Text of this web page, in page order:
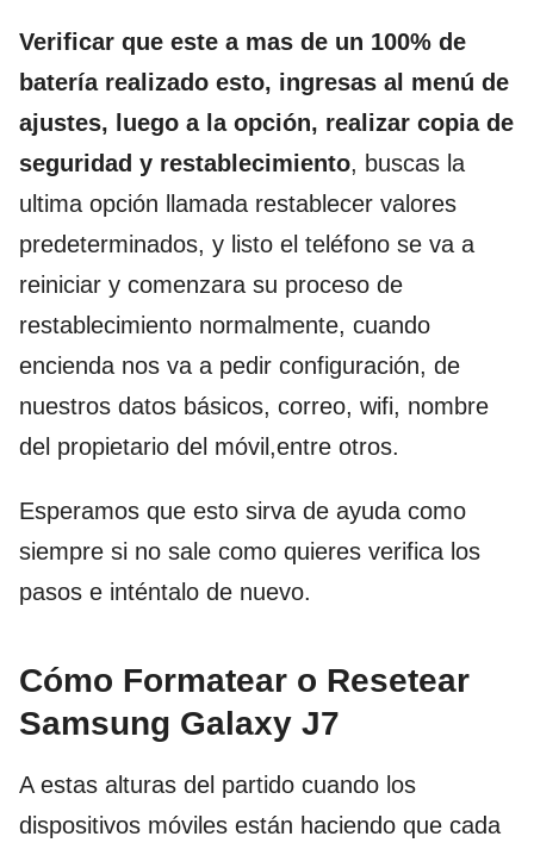
Verificar que este a mas de un 100% de
batería realizado esto, ingresas al menú de
ajustes, luego a la opción, realizar copia de
seguridad y restablecimiento, buscas la
ultima opción llamada restablecer valores
predeterminados, y listo el teléfono se va a
reiniciar y comenzara su proceso de
restablecimiento normalmente, cuando
encienda nos va a pedir configuración, de
nuestros datos básicos, correo, wifi, nombre
del propietario del móvil,entre otros.
Esperamos que esto sirva de ayuda como
siempre si no sale como quieres verifica los
pasos e inténtalo de nuevo.
Cómo Formatear o Resetear
Samsung Galaxy J7
A estas alturas del partido cuando los
dispositivos móviles están haciendo que cada